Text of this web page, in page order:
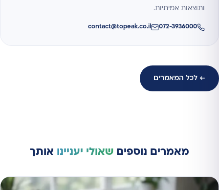
ותוצאות אמיתיות.
072-3936000
contact@topeak.co.il
← לכל המאמרים
מאמרים נוספים שאולי יעניינו אותך